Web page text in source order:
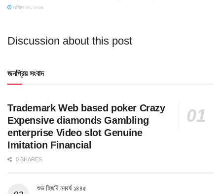
এপ্রিল ২০, ২০২৬
Discussion about this post
জনপ্রিয় সংবাদ
Trademark Web based poker Crazy
Expensive diamonds Gambling
enterprise Video slot Genuine
Imitation Financial
0 SHARES
শুভ হিজরি নববর্ষ ১৪৪৫